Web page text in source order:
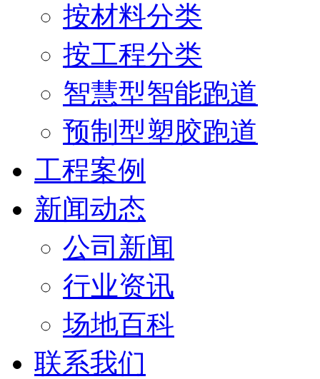
按材料分类
按工程分类
智慧型智能跑道
预制型塑胶跑道
工程案例
新闻动态
公司新闻
行业资讯
场地百科
联系我们